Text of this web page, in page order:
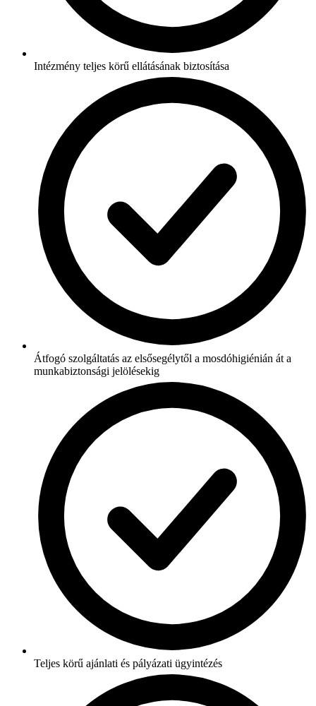
Intézmény teljes körű ellátásának biztosítása
Átfogó szolgáltatás az elsősegélytől a mosdóhigiénián át a
munkabiztonsági jelölésekig
Teljes körű ajánlati és pályázati ügyintézés